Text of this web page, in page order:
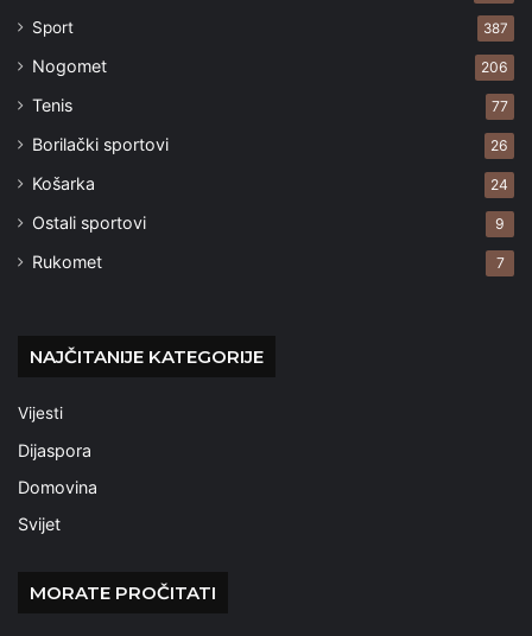
Sport 387
Nogomet 206
Tenis 77
Borilački sportovi 26
Košarka 24
Ostali sportovi 9
Rukomet 7
NAJČITANIJE KATEGORIJE
Vijesti
Dijaspora
Domovina
Svijet
MORATE PROČITATI